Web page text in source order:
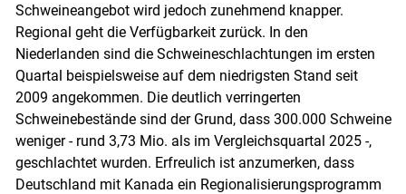
Schweineangebot wird jedoch zunehmend knapper.
Regional geht die Verfügbarkeit zurück. In den
Niederlanden sind die Schweineschlachtungen im ersten
Quartal beispielsweise auf dem niedrigsten Stand seit
2009 angekommen. Die deutlich verringerten
Schweinebestände sind der Grund, dass 300.000 Schweine
weniger - rund 3,73 Mio. als im Vergleichsquartal 2025 -,
geschlachtet wurden. Erfreulich ist anzumerken, dass
Deutschland mit Kanada ein Regionalisierungsprogramm